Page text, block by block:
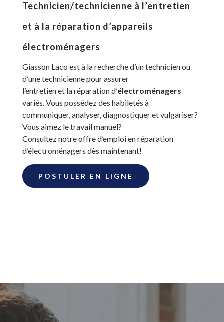
Technicien/technicienne à l’entretien
et à la réparation d’appareils
électroménagers
Giasson Laco est à la recherche d’un technicien ou
d’une technicienne pour assurer
l’entretien et la réparation d’électroménagers
variés. Vous possédez des habiletés à
communiquer, analyser, diagnostiquer et vulgariser?
Vous aimez le travail manuel?
Consultez notre offre d’emploi en réparation
d’électroménagers dès maintenant!
POSTULER EN LIGNE